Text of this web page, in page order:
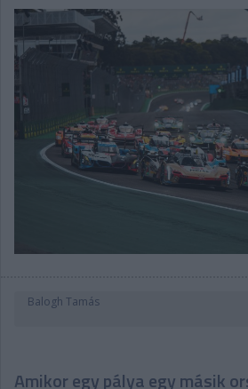
Balogh Tamás
Amikor egy pálya egy másik